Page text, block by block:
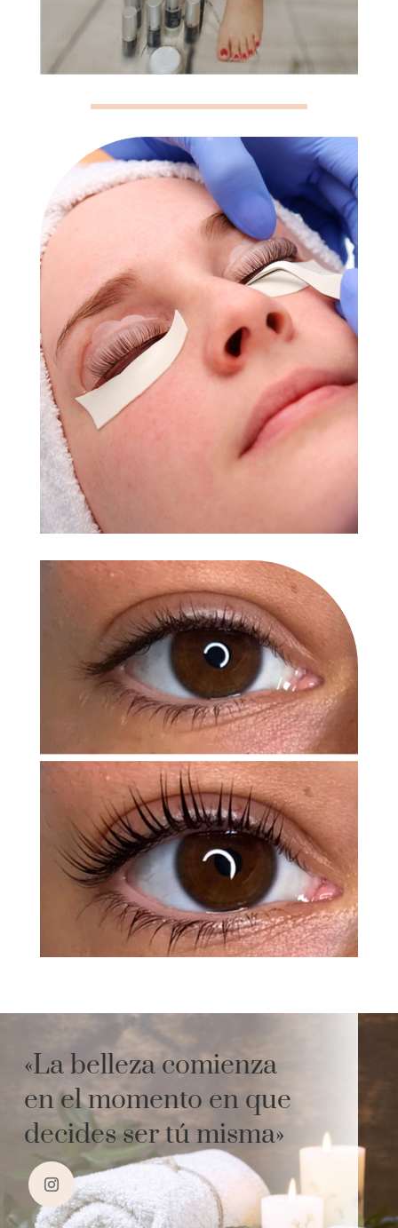
«La belleza comienza
en el momento en que
decides ser tú misma»